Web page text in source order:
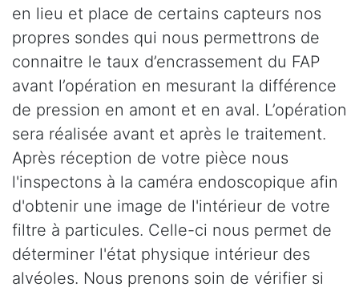
en lieu et place de certains capteurs nos
propres sondes qui nous permettrons de
connaitre le taux d’encrassement du FAP
avant l’opération en mesurant la différence
de pression en amont et en aval. L’opération
sera réalisée avant et après le traitement.
Après réception de votre pièce nous
l'inspectons à la caméra endoscopique afin
d'obtenir une image de l'intérieur de votre
filtre à particules. Celle-ci nous permet de
déterminer l'état physique intérieur des
alvéoles. Nous prenons soin de vérifier si